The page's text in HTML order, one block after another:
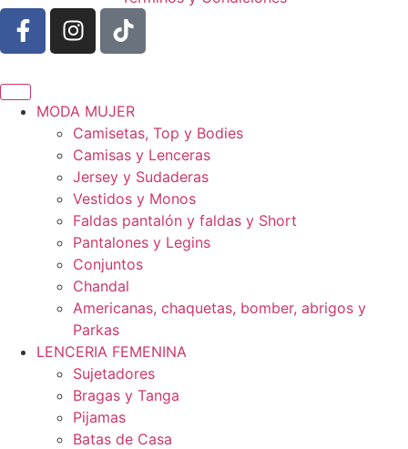
MODA MUJER
Camisetas, Top y Bodies
Camisas y Lenceras
Jersey y Sudaderas
Vestidos y Monos
Faldas pantalón y faldas y Short
Pantalones y Legins
Conjuntos
Chandal
Americanas, chaquetas, bomber, abrigos y
Parkas
LENCERIA FEMENINA
Sujetadores
Bragas y Tanga
Pijamas
Batas de Casa